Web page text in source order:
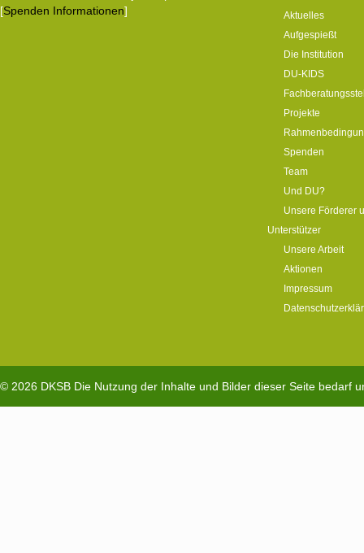
[Spenden Informationen]
Aktuelles
Aufgespießt
Die Institution
DU-KIDS
Projekte
Spenden
Team
Und DU?
Unsere Förderer
Unterstützer
Unsere Arbeit
Aktionen
Impressum
© 2026 DKSB Die Nutzung der Inhalte und Bilder dieser Seite bedarf